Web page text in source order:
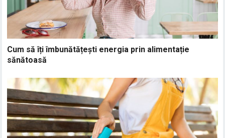
Cum să îți îmbunătățești energia prin alimentație
sănătoasă